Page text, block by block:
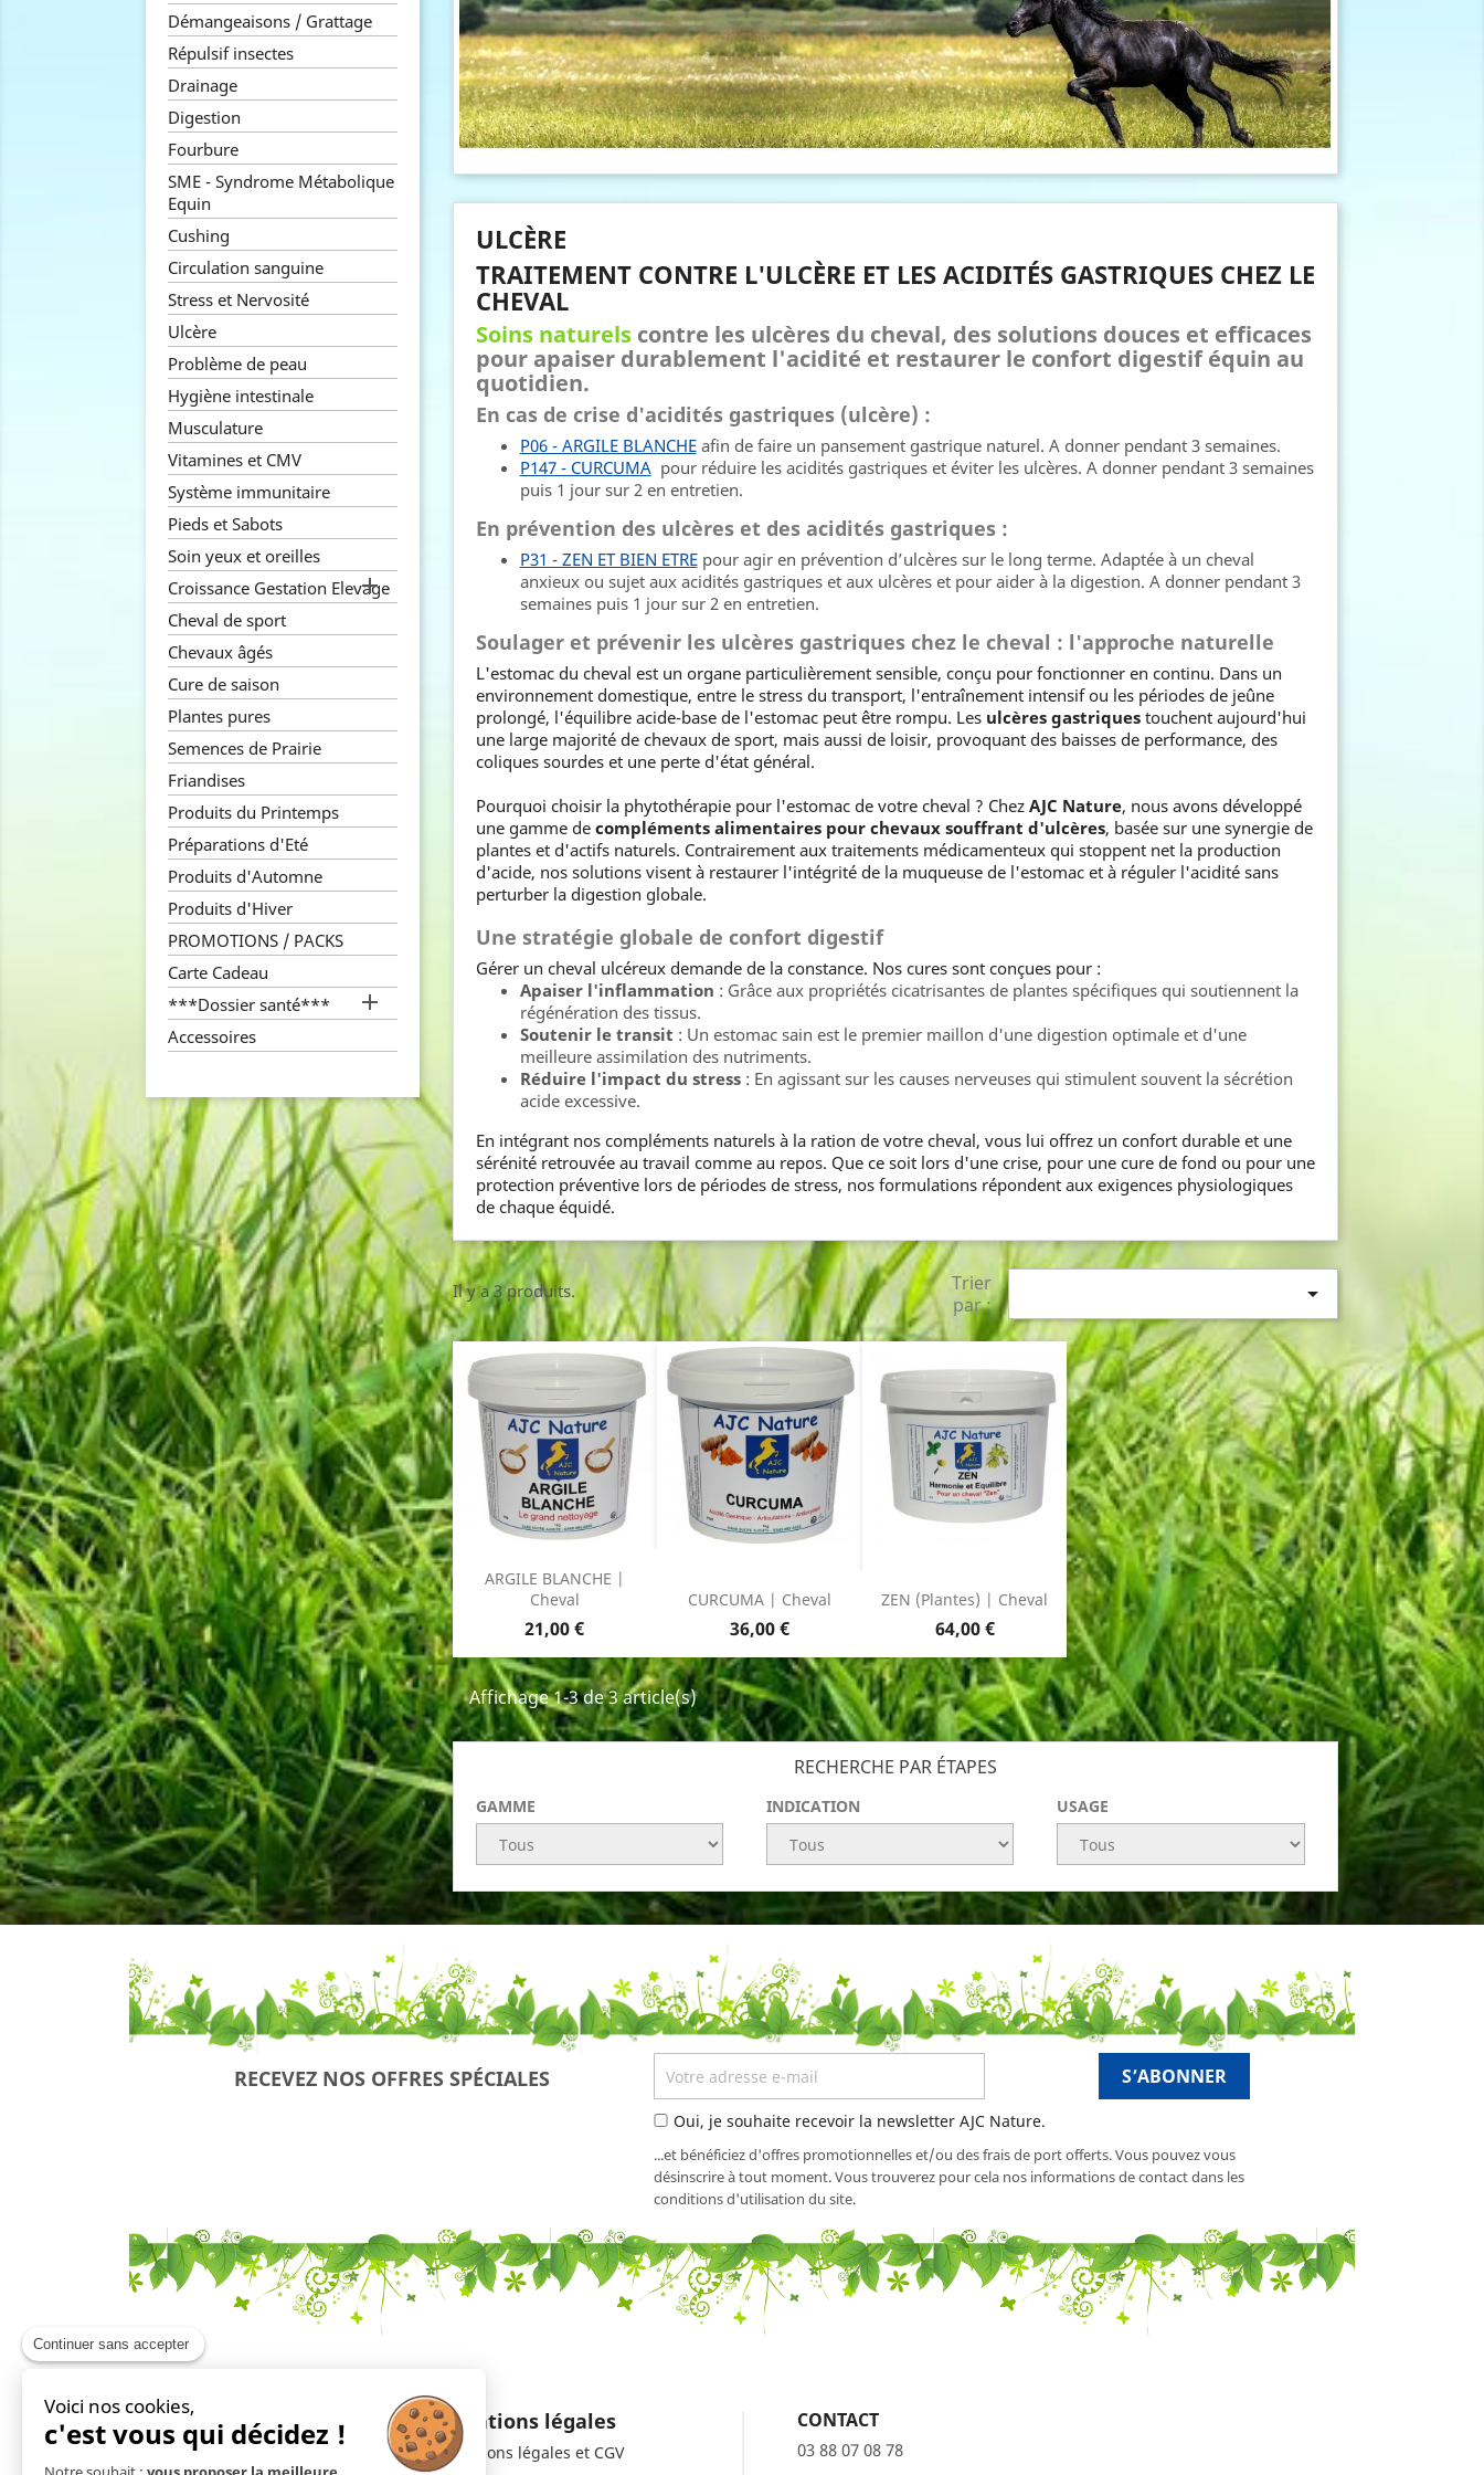
Continuer sans accepter
Voici nos cookies,
c'est vous qui décidez !
Démangeaisons / Grattage
Répulsif insectes
Drainage
Digestion
Fourbure
SME - Syndrome Métabolique
Equin
Cushing
Circulation sanguine
Stress et Nervosité
Ulcère
Problème de peau
Hygiène intestinale
Musculature
Vitamines et CMV
Système immunitaire
Pieds et Sabots
Soin yeux et oreilles
Croissance Gestation Elevage

Cheval de sport
Chevaux âgés
Cure de saison
Plantes pures
Semences de Prairie
Friandises
Produits du Printemps
Préparations d'Eté
Produits d'Automne
Produits d'Hiver
PROMOTIONS / PACKS
Carte Cadeau
***Dossier santé***

Accessoires
ULCÈRE
TRAITEMENT CONTRE L'ULCÈRE ET LES ACIDITÉS GASTRIQUES CHEZ LE
CHEVAL
Soins naturelscontre les ulcères du cheval, des solutions douces et efficaces
pour apaiser durablement l'acidité et restaurer le confort digestif équin au
quotidien.
En cas de crise d'acidités gastriques (ulcère) :
P06 - ARGILE BLANCHEafin de faire un pansement gastrique naturel. A donner pendant 3 semaines.
P147 - CURCUMApour réduire les acidités gastriques et éviter les ulcères. A donner pendant 3 semaines
puis 1 jour sur 2 en entretien.
En prévention des ulcères et des acidités gastriques :
P31 - ZEN ET BIEN ETREpour agir en prévention d’ulcères sur le long terme. Adaptée à un cheval
anxieux ou sujet aux acidités gastriques et aux ulcères et pour aider à la digestion. A donner pendant 3
semaines puis 1 jour sur 2 en entretien.
Soulager et prévenir les ulcères gastriques chez le cheval : l'approche naturelle
L'estomac du cheval est un organe particulièrement sensible, conçu pour fonctionner en continu. Dans un
environnement domestique, entre le stress du transport, l'entraînement intensif ou les périodes de jeûne
prolongé, l'équilibre acide-base de l'estomac peut être rompu. Les ulcères gastriquestouchent aujourd'hui
une large majorité de chevaux de sport, mais aussi de loisir, provoquant des baisses de performance, des
coliques sourdes et une perte d'état général.
Pourquoi choisir la phytothérapie pour l'estomac de votre cheval ? Chez AJC Nature, nous avons développé
une gamme de compléments alimentaires pour chevaux souffrant d'ulcères, basée sur une synergie de
plantes et d'actifs naturels. Contrairement aux traitements médicamenteux qui stoppent net la production
d'acide, nos solutions visent à restaurer l'intégrité de la muqueuse de l'estomac et à réguler l'acidité sans
perturber la digestion globale.
Une stratégie globale de confort digestif
Gérer un cheval ulcéreux demande de la constance. Nos cures sont conçues pour :
Apaiser l'inflammation : Grâce aux propriétés cicatrisantes de plantes spécifiques qui soutiennent la
régénération des tissus.
Soutenir le transit : Un estomac sain est le premier maillon d'une digestion optimale et d'une
meilleure assimilation des nutriments.
Réduire l'impact du stress: En agissant sur les causes nerveuses qui stimulent souvent la sécrétion
acide excessive.
En intégrant nos compléments naturels à la ration de votre cheval, vous lui offrez un confort durable et une
sérénité retrouvée au travail comme au repos. Que ce soit lors d'une crise, pour une cure de fond ou pour une
protection préventive lors de périodes de stress, nos formulations répondent aux exigences physiologiques
de chaque équidé.
Il y a 3 produits.
Trier
par :

ARGILE BLANCHE |
Cheval
Prix
21,00 €
CURCUMA | Cheval
Prix
36,00 €
ZEN (Plantes) | Cheval
Prix
64,00 €
Affichage 1-3 de 3 article(s)
RECHERCHE PAR ÉTAPES
GAMME INDICATION USAGE
RECEVEZ NOS OFFRES SPÉCIALES
Oui, je souhaite recevoir la newsletter AJC Nature.
...et bénéficiez d'offres promotionnelles et/ou des frais de port offerts. Vous pouvez vous
désinscrire à tout moment. Vous trouverez pour cela nos informations de contact dans les
conditions d'utilisation du site.
En savoir plus
Livraison
Mentions légales
Mentions légales et CGV
CONTACT
03 88 07 08 78